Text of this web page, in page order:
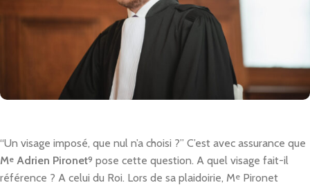
“Un visage imposé, que nul n’a choisi ?” C’est avec assurance que
Me Adrien Pironet9 pose cette question. A quel visage fait-il
référence ? A celui du Roi. Lors de sa plaidoirie, Me Pironet